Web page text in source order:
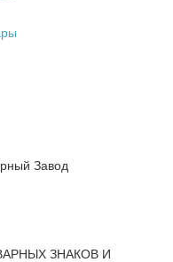
Завод
ЗНАКОВ И